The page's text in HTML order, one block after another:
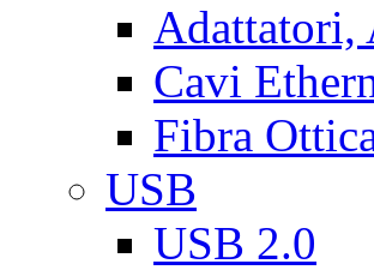
Adattatori,
Cavi
Fibra
USB
USB 2.0